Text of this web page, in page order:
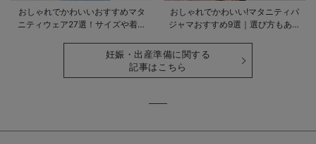
おしゃれでかわいいおすすめマタ
ニティウェア27選！サイズや着る
おしゃれでかわいい!マタニティパ
ジャマおすすめ9選｜選び方もあわ
妊娠・出産準備に関する
記事はこちら